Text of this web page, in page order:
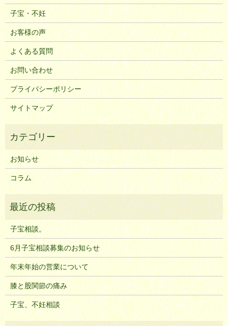
子宝・不妊
お客様の声
よくある質問
お問い合わせ
プライバシーポリシー
サイトマップ
お知らせ
コラム
子宝相談。
6月子宝相談募集のお知らせ
年末年始の営業について
膝と股関節の痛み
子宝、不妊相談